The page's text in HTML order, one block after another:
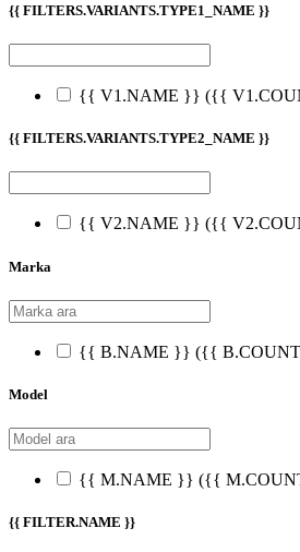
{{ FILTERS.VARIANTS.TYPE1_NAME }}
{{ V1.NAME }} ({{
{{ FILTERS.VARIANTS.TYPE2_NAME }}
{{ V2.NAME }} ({{
Marka
{{ B.NAME }} ({{
Model
{{ M.NAME }} ({{
{{ FILTER.NAME }}